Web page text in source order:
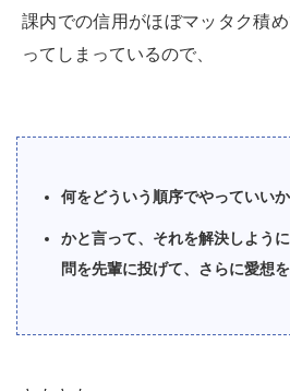
課内での信用がほぼマッタク積
ってしまっているので、
何をどういう順序でやっていい
かと言って、それを解決しよう
問を先輩に投げて、さらに愛想